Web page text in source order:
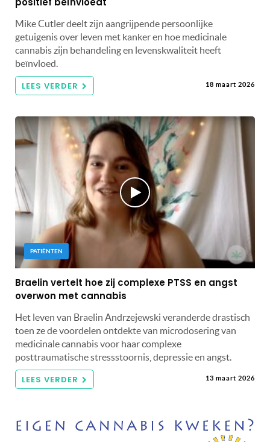
Mike Cutler deelt zijn aangrijpende persoonlijke
getuigenis over leven met kanker en hoe medicinale
cannabis zijn behandeling en levenskwaliteit heeft
beïnvloed.
LEES VERDER 18 maart 2026
PATIËNTEN
Braelin vertelt hoe zij complexe PTSS en angst
overwon met cannabis
Het leven van Braelin Andrzejewski veranderde drastisch
toen ze de voordelen ontdekte van microdosering van
medicinale cannabis voor haar complexe
posttraumatische stressstoornis, depressie en angst.
LEES VERDER 13 maart 2026